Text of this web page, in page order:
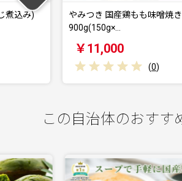
煮込み)
やみつき 国産鶏もも味噌焼き
900g(150g×…
￥11,000
(0)
この自治体のおすす